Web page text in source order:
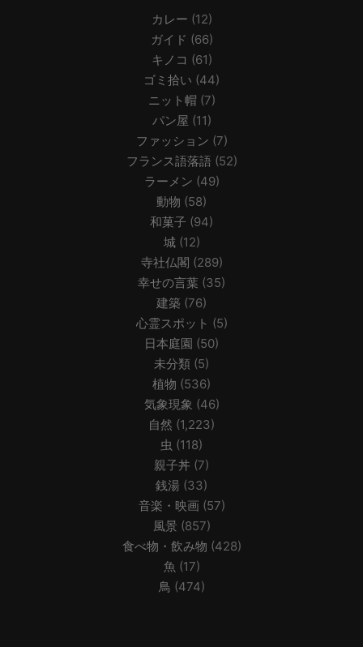
カレー (12)
ガイド (66)
キノコ (61)
ゴミ拾い (44)
ニット帽 (7)
パン屋 (11)
ファッション (7)
フランス語落語 (52)
ラーメン (49)
動物 (58)
和菓子 (94)
城(12)
寺社仏閣 (289)
幸せの言葉 (35)
建築 (76)
心霊スポット (5)
日本庭園 (50)
未分類 (5)
植物 (536)
気象現象 (46)
自然 (1,223)
虫 (118)
親子丼 (7)
銭湯 (33)
音楽・映画 (57)
風景(857)
食べ物・飲み物 (428)
魚 (17)
鳥 (474)